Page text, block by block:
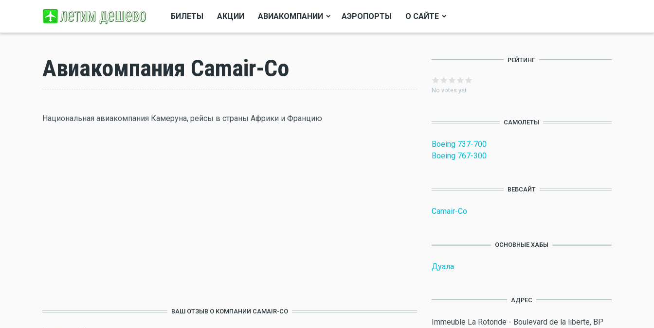
БИЛЕТЫ АКЦИИ АВИАКОМПАНИИ АЭРОПОРТЫ О САЙТЕ
Авиакомпания Camair-Co
Национальная авиакомпания Камеруна, рейсы в страны Африки и Францию
ВАШ ОТЗЫВ О КОМПАНИИ CAMAIR-CO
РЕЙТИНГ
No votes yet
САМОЛЕТЫ
Boeing 737-700
Boeing 767-300
ВЕБСАЙТ
Camair-Co
ОСНОВНЫЕ ХАБЫ
Дуала
АДРЕС
Immeuble La Rotonde - Boulevard de la liberte, BP